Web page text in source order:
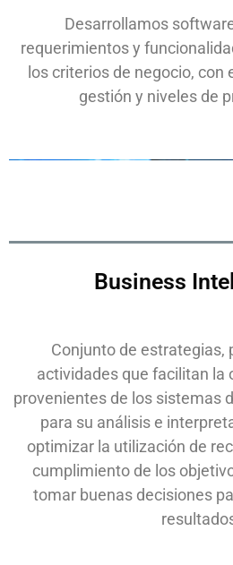
Desarrollamos
requerimientos y
los criterios de negocio, con
gestión y niveles de
Business
Conjunto de estrategias,
actividades que facilitan la
provenientes de los sistemas
para su análisis e
optimizar la utilización de
cumplimiento de los
tomar buenas decisiones